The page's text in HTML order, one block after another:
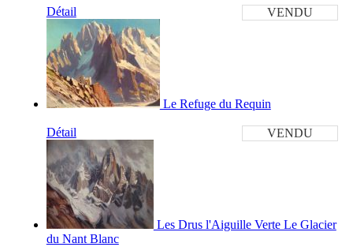
VENDU
Détail
Le Refuge du Requin
VENDU
Détail
Les Drus l'Aiguille Verte Le Glacier
du Nant Blanc